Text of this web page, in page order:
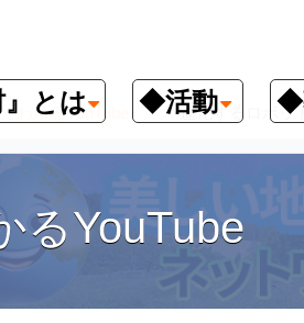
とは ◆活動 ◆
わかるYouTube 進化するロボッ
るYouTube